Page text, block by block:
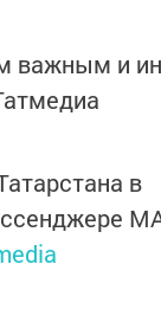
важным и
в